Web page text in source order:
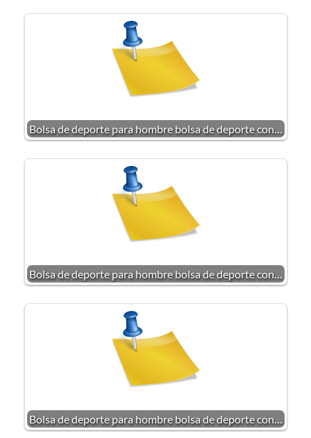
Bolsa de deporte para hombre bolsa de deporte con…
Bolsa de deporte para hombre bolsa de deporte con…
Bolsa de deporte para hombre bolsa de deporte con…